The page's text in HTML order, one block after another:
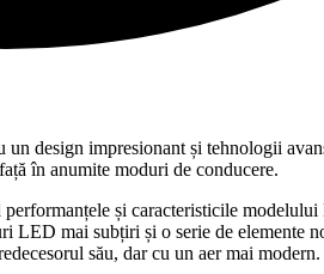
design impresionant și tehnologii
în anumite moduri de conducere.
și caracteristicile
LED mai subțiri și o serie de
său, dar cu un aer mai modern.